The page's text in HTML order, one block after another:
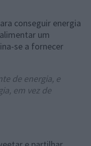
conseguir energia
um
se a fornecer
de energia, e
em vez de